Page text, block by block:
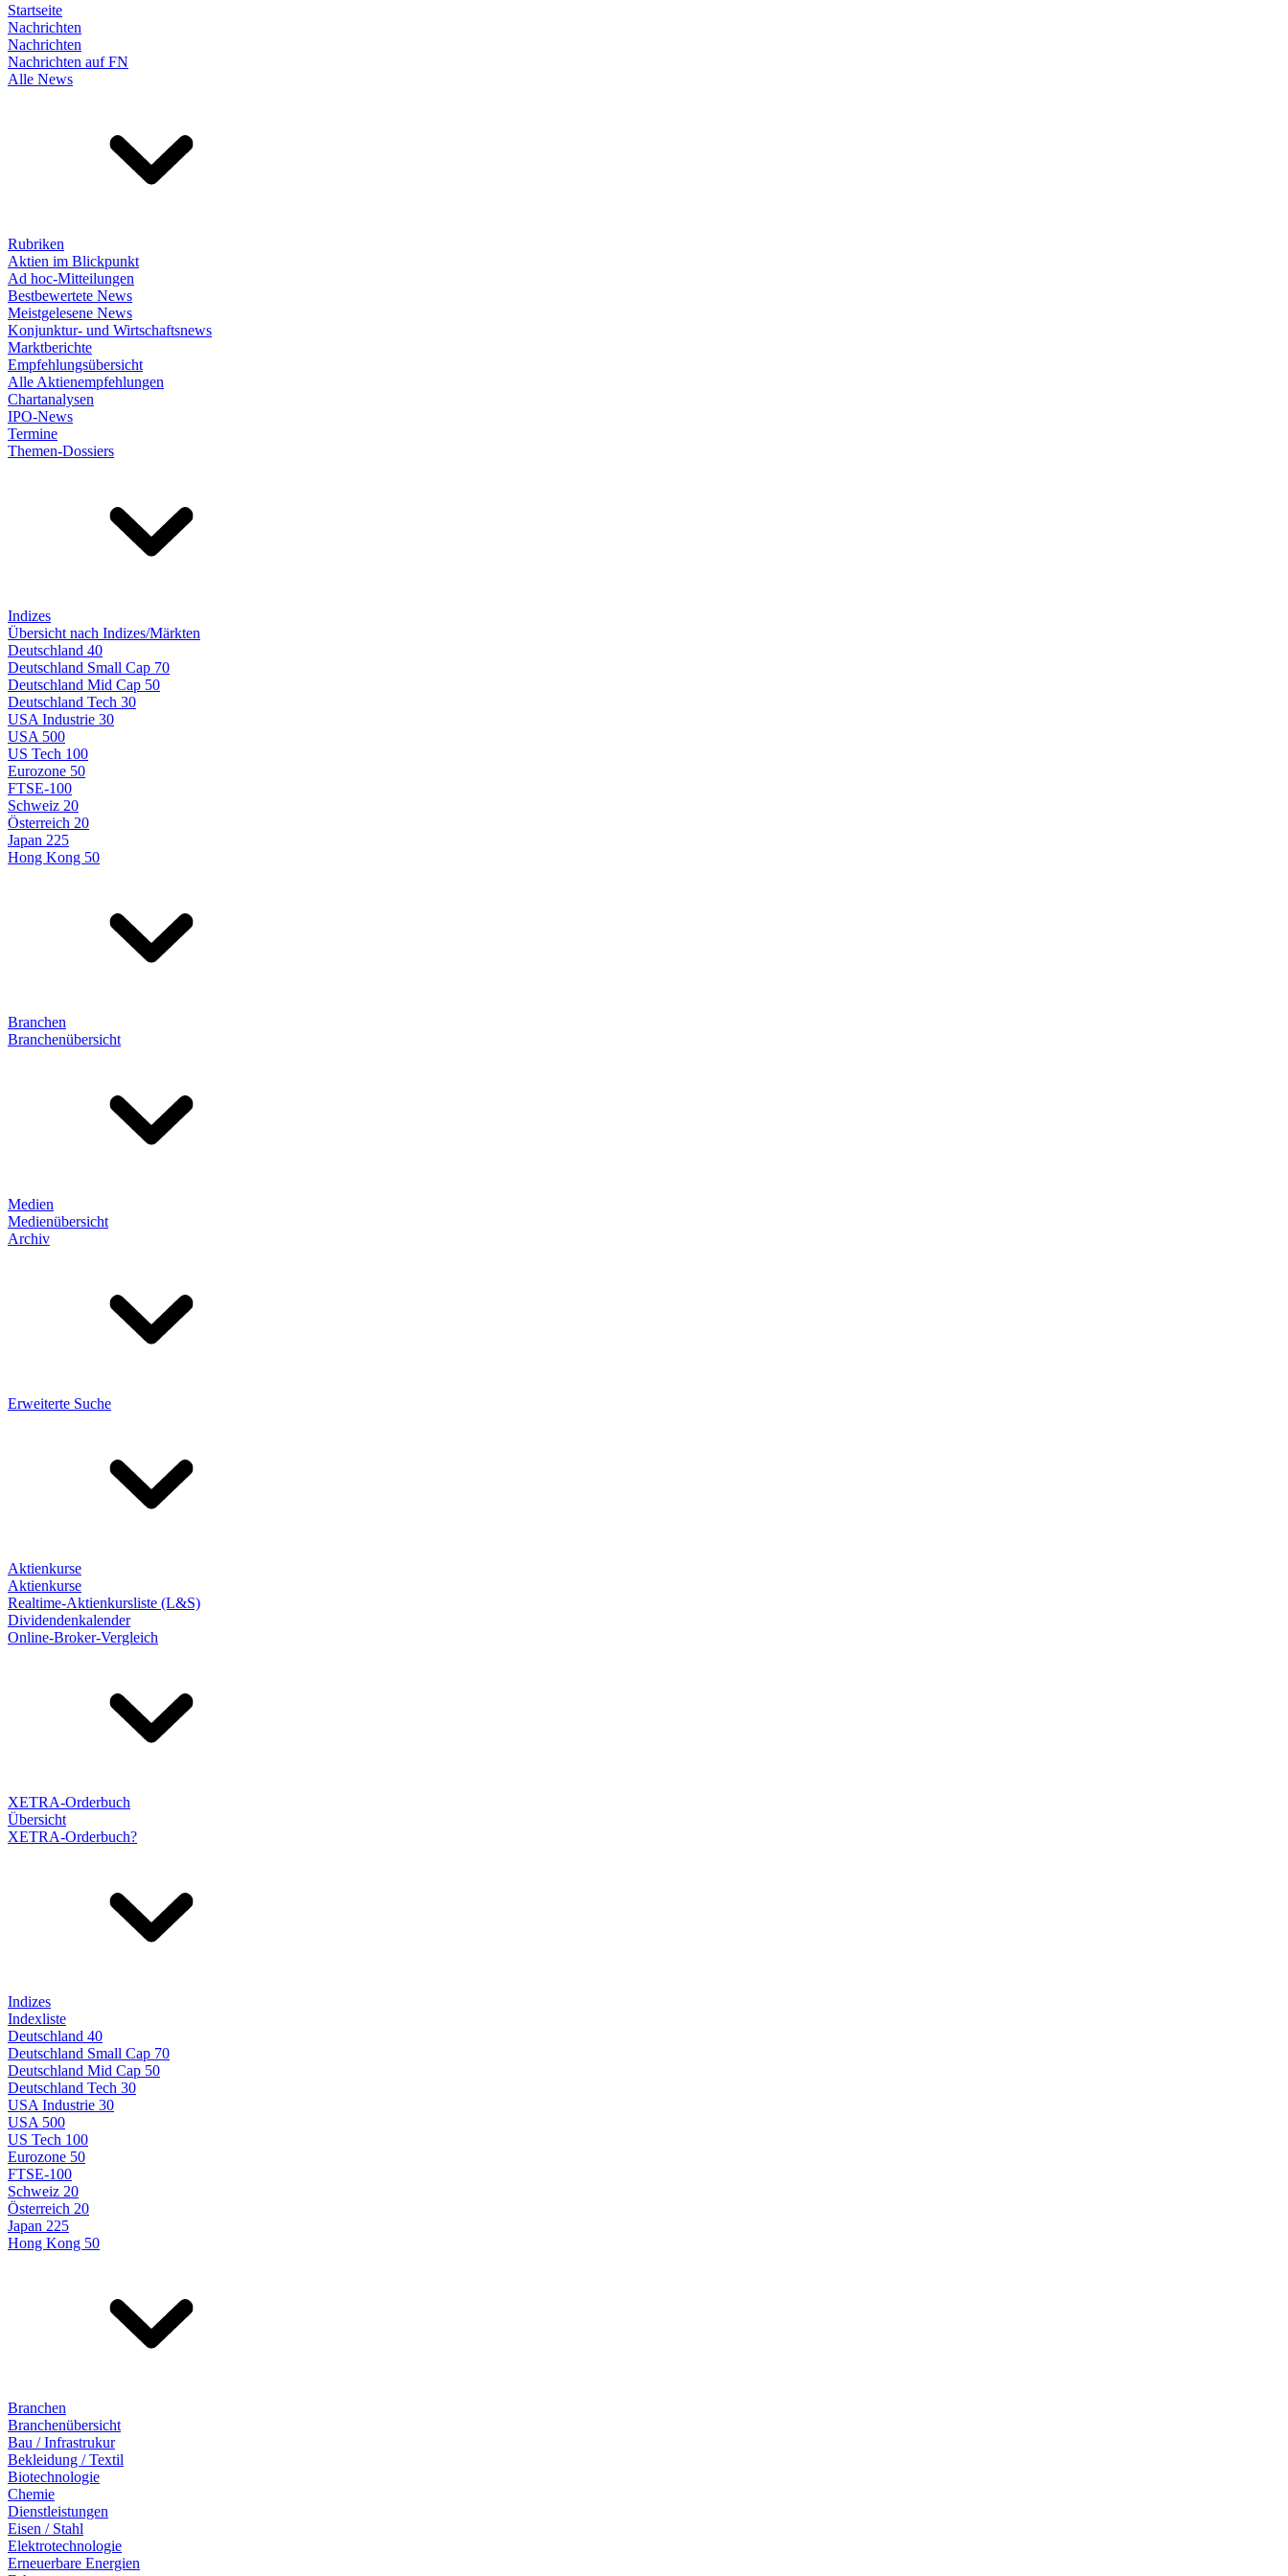
Startseite
Nachrichten
Nachrichten
Nachrichten auf FN
Alle News
Rubriken
Aktien im Blickpunkt
Ad hoc-Mitteilungen
Bestbewertete News
Meistgelesene News
Konjunktur- und Wirtschaftsnews
Marktberichte
Empfehlungsübersicht
Alle Aktienempfehlungen
Chartanalysen
IPO-News
Termine
Themen-Dossiers
Indizes
Übersicht nach Indizes/Märkten
Deutschland 40
Deutschland Small Cap 70
Deutschland Mid Cap 50
Deutschland Tech 30
USA Industrie 30
USA 500
US Tech 100
Eurozone 50
FTSE-100
Schweiz 20
Österreich 20
Japan 225
Hong Kong 50
Branchen
Branchenübersicht
Medien
Medienübersicht
Archiv
Erweiterte Suche
Aktienkurse
Aktienkurse
Realtime-Aktienkursliste (L&S)
Dividendenkalender
Online-Broker-Vergleich
XETRA-Orderbuch
Übersicht
XETRA-Orderbuch?
Indizes
Indexliste
Deutschland 40
Deutschland Small Cap 70
Deutschland Mid Cap 50
Deutschland Tech 30
USA Industrie 30
USA 500
US Tech 100
Eurozone 50
FTSE-100
Schweiz 20
Österreich 20
Japan 225
Hong Kong 50
Branchen
Branchenübersicht
Bau / Infrastrukur
Bekleidung / Textil
Biotechnologie
Chemie
Dienstleistungen
Eisen / Stahl
Elektrotechnologie
Erneuerbare Energien